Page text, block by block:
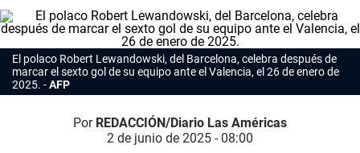
El polaco Robert Lewandowski, del Barcelona, celebra después de
marcar el sexto gol de su equipo ante el Valencia, el 26 de enero de
2025.
AFP
Por REDACCIÓN/Diario Las Américas
2 de junio de 2025 - 08:00